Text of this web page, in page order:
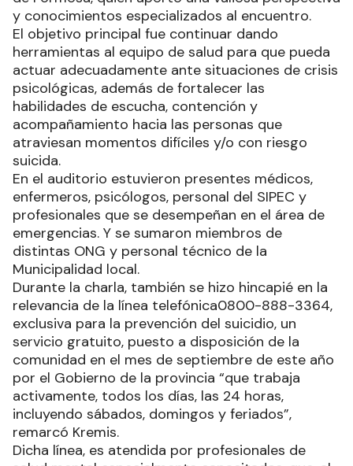
y conocimientos especializados al encuentro.
El objetivo principal fue continuar dando
herramientas al equipo de salud para que pueda
actuar adecuadamente ante situaciones de crisis
psicológicas, además de fortalecer las
habilidades de escucha, contención y
acompañamiento hacia las personas que
atraviesan momentos difíciles y/o con riesgo
suicida.
En el auditorio estuvieron presentes médicos,
enfermeros, psicólogos, personal del SIPEC y
profesionales que se desempeñan en el área de
emergencias. Y se sumaron miembros de
distintas ONG y personal técnico de la
Municipalidad local.
Durante la charla, también se hizo hincapié en la
relevancia de la línea telefónica0800-888-3364,
exclusiva para la prevención del suicidio, un
servicio gratuito, puesto a disposición de la
comunidad en el mes de septiembre de este año
por el Gobierno de la provincia “que trabaja
activamente, todos los días, las 24 horas,
incluyendo sábados, domingos y feriados”,
remarcó Kremis.
Dicha línea, es atendida por profesionales de